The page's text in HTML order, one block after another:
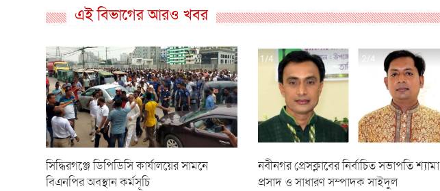
এই বিভাগের আরও খবর
সিদ্ধিরগঞ্জে ডিপিডিসি কার্যালয়ের সামনে
বিএনপির অবস্থান কর্মসূচি
নবীনগর প্রেসক্লাবের নির্বাচিত সভাপতি শ্যামা
প্রসাদ ও সাধারণ সম্পাদক সাইদুল